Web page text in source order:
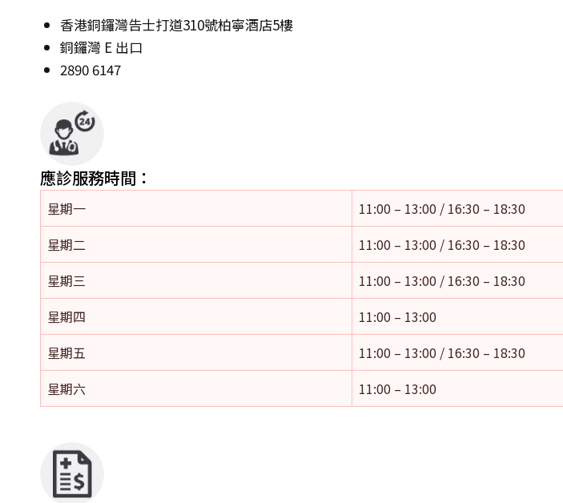
香港銅鑼灣告士打道310號柏寧酒店5樓
銅鑼灣 E 出口
2890 6147
應診服務時間：
星期一
11:00 – 13:00 / 16:30 – 18:30
星期二
11:00 – 13:00 / 16:30 – 18:30
星期三
11:00 – 13:00 / 16:30 – 18:30
星期四
11:00 – 13:00
星期五
11:00 – 13:00 / 16:30 – 18:30
星期六
11:00 – 13:00